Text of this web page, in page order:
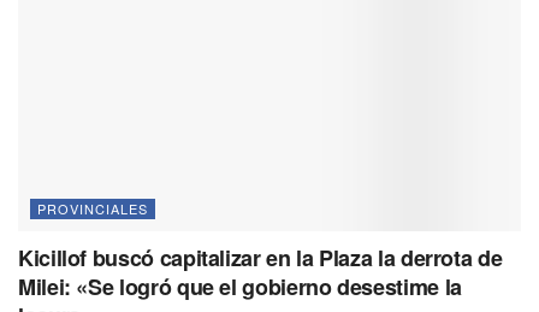
PROVINCIALES
Kicillof buscó capitalizar en la Plaza la derrota de
Milei: «Se logró que el gobierno desestime la